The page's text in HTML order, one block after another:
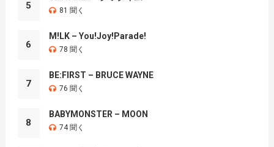
5 81 聞く
6
M!LK – You!Joy!Parade!
78 聞く
7
BE:FIRST – BRUCE WAYNE
76 聞く
8
BABYMONSTER – MOON
74 聞く